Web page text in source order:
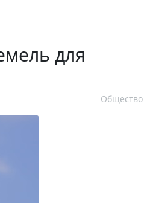
для
Общество